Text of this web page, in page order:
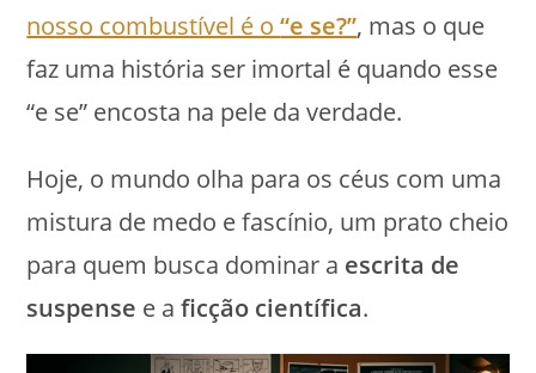
nosso combustível é o“e se?”, mas o que
faz uma história ser imortal é quando esse
“e se” encosta na pele da verdade.
Hoje, o mundo olha para os céus com uma
mistura de medo e fascínio, um prato cheio
para quem busca dominar a escrita de
suspense e aficção científica.